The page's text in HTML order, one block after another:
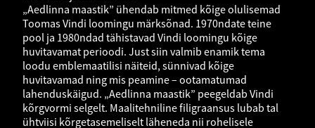
„Aedlinna maastik” ühendab mitmed kõige olulisemad
Toomas Vindi loomingu märksõnad. 1970ndate teine
pool ja 1980ndad tähistavad Vindi loomingu kõige
huvitavamat perioodi. Just siin valmib enamik tema
loodu emblemaatilisi näiteid, sünnivad kõige
huvitavamad ning mis peamine – ootamatumad
lahenduskäigud. „Aedlinna maastik” peegeldab Vindi
kõrgvormi selgelt. Maalitehniline filigraansus lubab tal
ühtviisi kõrgetasemeliselt läheneda nii rohelisele